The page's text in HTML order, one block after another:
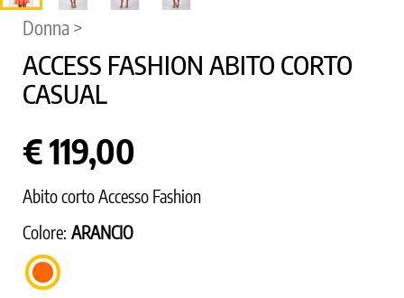
Donna >
ACCESS FASHION ABITO CORTO
CASUAL
€ 119,00
Abito corto Accesso Fashion
Colore: ARANCIO
ARANCIO